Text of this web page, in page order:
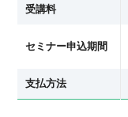
受講料
セミナー申込期間
支払方法